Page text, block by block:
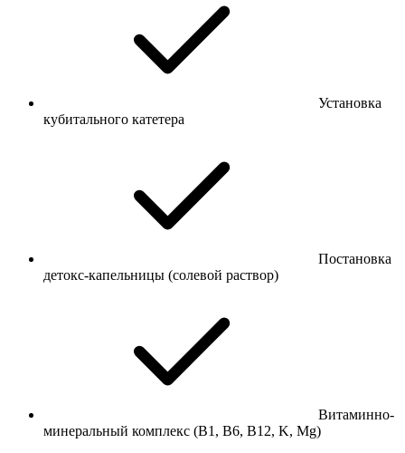
Установка
кубитального катетера
Постановка
детокс-капельницы (солевой раствор)
Витаминно-
минеральный комплекс (В1, В6, В12, K, Mg)